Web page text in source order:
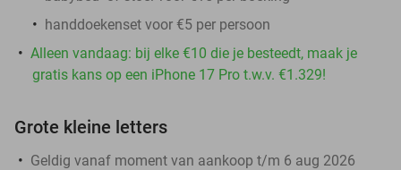
handdoekenset voor €5 per persoon
Alleen vandaag: bij elke €10 die je besteedt, maak je
gratis kans op een iPhone 17 Pro t.w.v. €1.329!
Grote kleine letters
Geldig vanaf moment van aankoop t/m 6 aug 2026